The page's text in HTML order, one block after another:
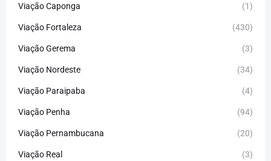
Viação Caponga (1)
Viação Fortaleza (430)
Viação Gerema (3)
Viação Nordeste (34)
Viação Paraipaba (4)
Viação Penha (94)
Viação Pernambucana (20)
Viação Real (3)